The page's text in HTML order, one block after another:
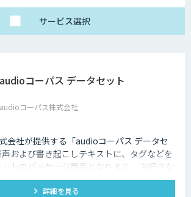
サービス選択
audioコーパス データセット
audioコーパス株式会社
会社が提供する「audioコーパス データセ
および書き起こしテキストに、タグなどを
トのパッケージ商品となります。 お好きな
買い求めいただけます。
詳細を見る